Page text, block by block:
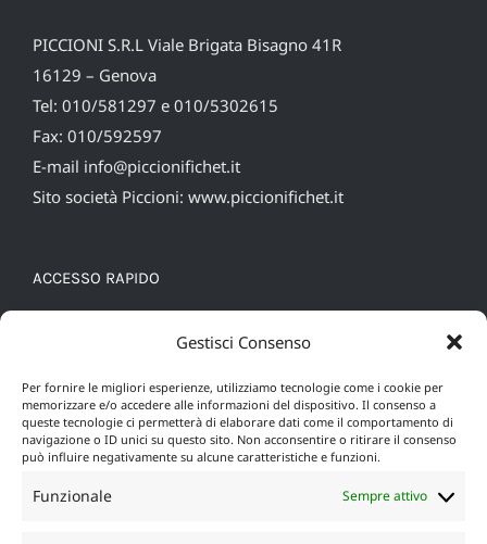
Gestisci Consenso
Per fornire le migliori esperienze, utilizziamo tecnologie come i cookie per
memorizzare e/o accedere alle informazioni del dispositivo. Il consenso a
queste tecnologie ci permetterà di elaborare dati come il comportamento di
navigazione o ID unici su questo sito. Non acconsentire o ritirare il consenso
può influire negativamente su alcune caratteristiche e funzioni.
Funzionale Sempre attivo
PICCIONI S.R.L Viale Brigata Bisagno 41R
16129 – Genova
Tel: 010/581297 e 010/5302615
Fax: 010/592597
E-mail info@piccionifichet.it
Sito società Piccioni: www.piccionifichet.it
ACCESSO RAPIDO
Cookie Policy (UE)
Privacy policy